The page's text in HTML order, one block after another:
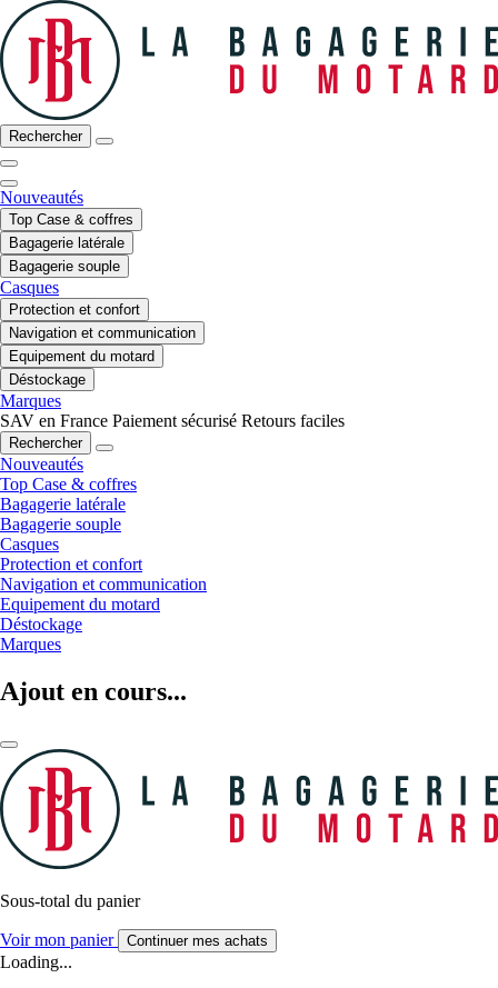
Rechercher
Nouveautés
Top Case & coffres
Bagagerie latérale
Bagagerie souple
Casques
Protection et confort
Navigation et communication
Equipement du motard
Déstockage
Marques
SAV en France Paiement sécurisé Retours faciles
Rechercher
Nouveautés
Top Case & coffres
Bagagerie latérale
Bagagerie souple
Casques
Protection et confort
Navigation et communication
Equipement du motard
Déstockage
Marques
Ajout en cours...
Sous-total du panier
Voir mon panier Continuer mes achats
Loading...